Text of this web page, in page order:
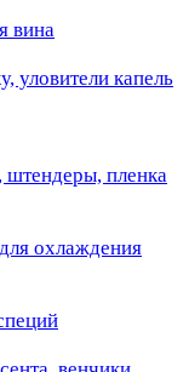
вина
уловители капель
пленка
охлаждения